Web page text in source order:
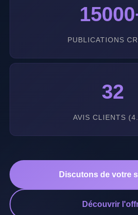
PUBLICATIONS
32
AVIS CLIENTS
Discutons de votre
Découvrir